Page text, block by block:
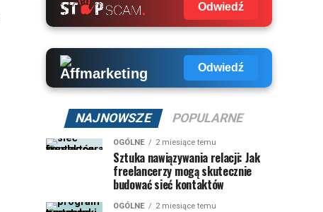
Odwiedź
Odwiedź
NAJNOWSZE POPULARNE
OGÓLNE 2 miesiące temu
Sztuka nawiązywania relacji: Jak
freelancerzy mogą skutecznie
budować sieć kontaktów
OGÓLNE 2 miesiące temu